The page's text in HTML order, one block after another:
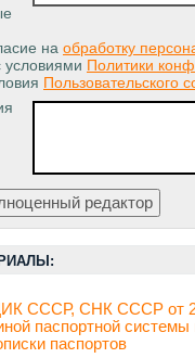
на обработку
Политики
Пользовательского
СССР, СНК СССР от
паспортной
паспортов